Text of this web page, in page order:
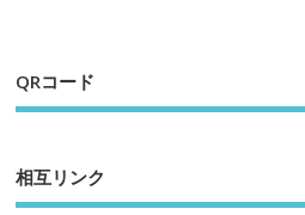
QRコード
相互リンク